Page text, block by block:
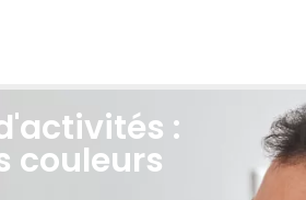
:
couleurs